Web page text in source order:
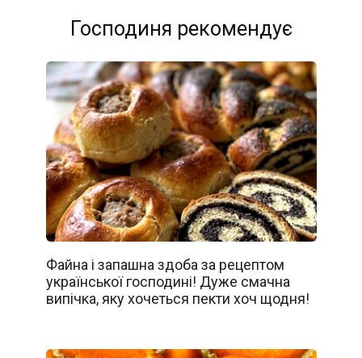
Господиня рекомендує
Файна і запашна здоба за рецептом
української господині! Дуже смачна
випічка, яку хочеться пекти хоч щодня!